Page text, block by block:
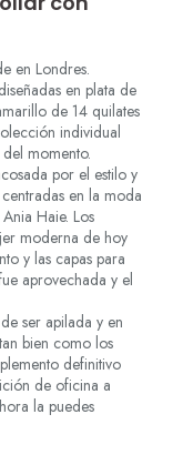
en Londres.
en plata de
de 14 quilates
individual
momento.
por el estilo y
en la moda
Haie. Los
moderna de hoy
y las capas para
aprovechada y el
ser apilada y en
bien como los
definitivo
de oficina a
la puedes